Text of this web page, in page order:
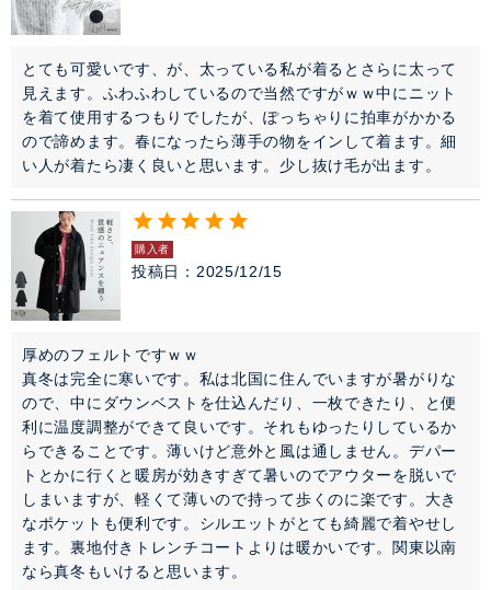
とても可愛いです、が、太っている私が着るとさらに太って
見えます。ふわふわしているので当然ですがｗｗ中にニット
を着て使用するつもりでしたが、ぽっちゃりに拍車がかかる
ので諦めます。春になったら薄手の物をインして着ます。細
い人が着たら凄く良いと思います。少し抜け毛が出ます。
購入者
投稿日 2025/12/15
厚めのフェルトですｗｗ
真冬は完全に寒いです。私は北国に住んでいますが暑がりな
ので、中にダウンベストを仕込んだり、一枚できたり、と便
利に温度調整ができて良いです。それもゆったりしているか
らできることです。薄いけど意外と風は通しません。デパー
トとかに行くと暖房が効きすぎて暑いのでアウターを脱いで
しまいますが、軽くて薄いので持って歩くのに楽です。大き
なポケットも便利です。シルエットがとても綺麗で着やせし
ます。裏地付きトレンチコートよりは暖かいです。関東以南
なら真冬もいけると思います。